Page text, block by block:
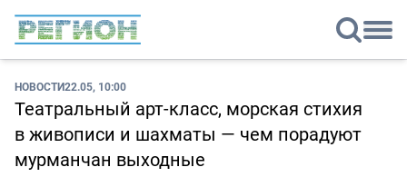
НОВОСТИ22.05, 10:00
Театральный арт-класс, морская стихия
в живописи и шахматы — чем порадуют
мурманчан выходные